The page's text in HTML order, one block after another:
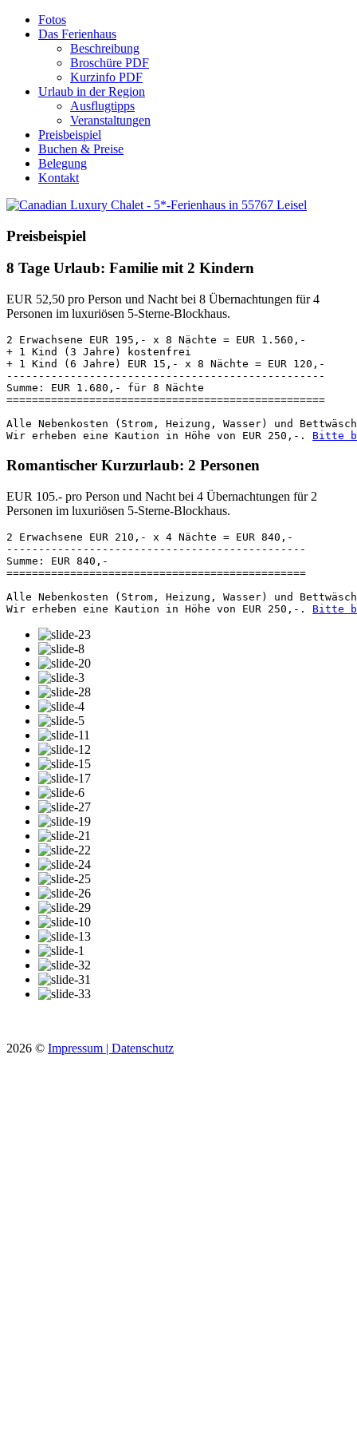
Fotos
Das Ferienhaus
Beschreibung
Broschüre PDF
Kurzinfo PDF
Urlaub in der Region
Ausflugtipps
Veranstaltungen
Preisbeispiel
Buchen & Preise
Belegung
Kontakt
Preisbeispiel
8 Tage Urlaub: Familie mit 2 Kindern
EUR 52,50 pro Person und Nacht bei 8 Übernachtungen für 4
Personen im luxuriösen 5-Sterne-Blockhaus.
2 Erwachsene EUR 195,- x 8 Nächte = EUR 1.560,-
+ 1 Kind (3 Jahre) kostenfrei
+ 1 Kind (6 Jahre) EUR 15,- x 8 Nächte = EUR 120,-
--------------------------------------------------
Summe: EUR 1.680,- für 8 Nächte
==================================================
Alle Nebenkosten (Strom, Heizung, Wasser) und
Wir erheben eine Kaution in Höhe von EUR 250,-. Bitte
Romantischer Kurzurlaub: 2 Personen
EUR 105.- pro Person und Nacht bei 4 Übernachtungen für 2
Personen im luxuriösen 5-Sterne-Blockhaus.
2 Erwachsene EUR 210,- x 4 Nächte = EUR 840,-
-----------------------------------------------
Summe: EUR 840,-
===============================================
Alle Nebenkosten (Strom, Heizung, Wasser) und
Wir erheben eine Kaution in Höhe von EUR 250,-. Bitte
2026 © Impressum | Datenschutz